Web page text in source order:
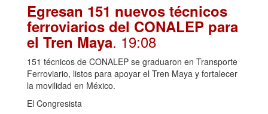
Egresan 151 nuevos técnicos
ferroviarios del CONALEP para
el Tren Maya. 19:08
151 técnicos de CONALEP se graduaron en Transporte
Ferroviario, listos para apoyar el Tren Maya y fortalecer
la movilidad en México.
El Congresista